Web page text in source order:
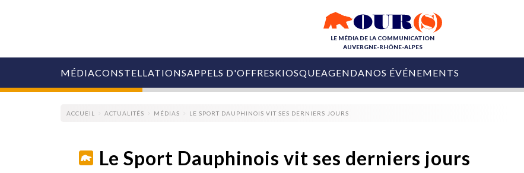
LE MÉDIA DE LA COMMUNICATION
AUVERGNE-RHÔNE-ALPES
MÉDIA
Nice : Denis Zanon
est décédé
CONSTELLATIONSAPPELS D'OFFRESKIOSQUEAGENDANOS ÉVÉNEMENTS
OURS DU DIGITAL
ACCUEIL ACTUALITÉS MÉDIAS LE SPORT DAUPHINOIS VIT SES DERNIERS JOURS
Le Sport Dauphinois vit ses derniers jours